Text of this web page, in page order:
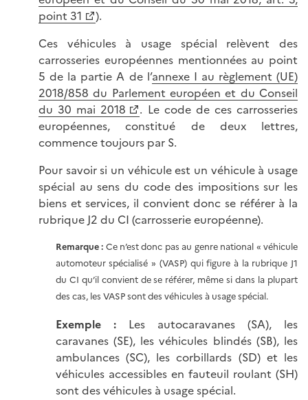
point 31
).
Ces véhicules à usage spécial relèvent des
carrosseries européennes mentionnées au point
5 de la partie A de l’annexe I au règlement (UE)
2018/858 du Parlement européen et du Conseil
du 30 mai 2018
. Le code de ces carrosseries
européennes, constitué de deux lettres,
commence toujours par S.
Pour savoir si un véhicule est un véhicule à usage
spécial au sens du code des impositions sur les
biens et services, il convient donc se référer à la
rubrique J2 du CI (carrosserie européenne).
Remarque : Ce n’est donc pas au genre national « véhicule
automoteur spécialisé » (VASP) qui figure à la rubrique J1
du CI qu’il convient de se référer, même si dans la plupart
des cas, les VASP sont des véhicules à usage spécial.
Exemple :Les autocaravanes (SA), les
caravanes (SE), les véhicules blindés (SB), les
ambulances (SC), les corbillards (SD) et les
véhicules accessibles en fauteuil roulant (SH)
sont des véhicules à usage spécial.